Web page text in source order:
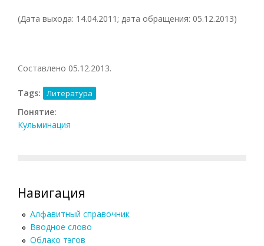
(Дата выхода: 14.04.2011; дата обращения: 05.12.2013)
Составлено 05.12.2013.
Tags: Литература
Понятие:
Кульминация
Навигация
Алфавитный справочник
Вводное слово
Облако тэгов